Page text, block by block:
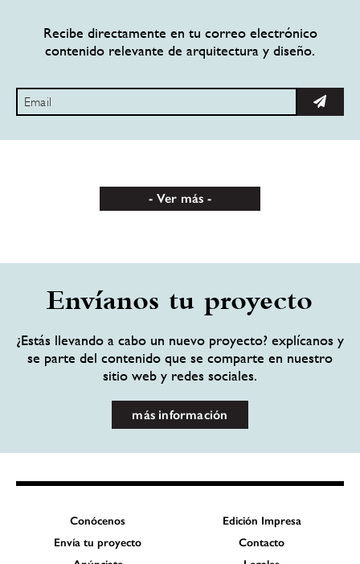
Recibe directamente en tu correo electrónico
contenido relevante de arquitectura y diseño.
Ver más
Envíanos tu proyecto
¿Estás llevando a cabo un nuevo proyecto? explícanos y
se parte del contenido que se comparte en nuestro
sitio web y redes sociales.
más información
Conócenos
Edición Impresa
Envía tu proyecto
Contacto